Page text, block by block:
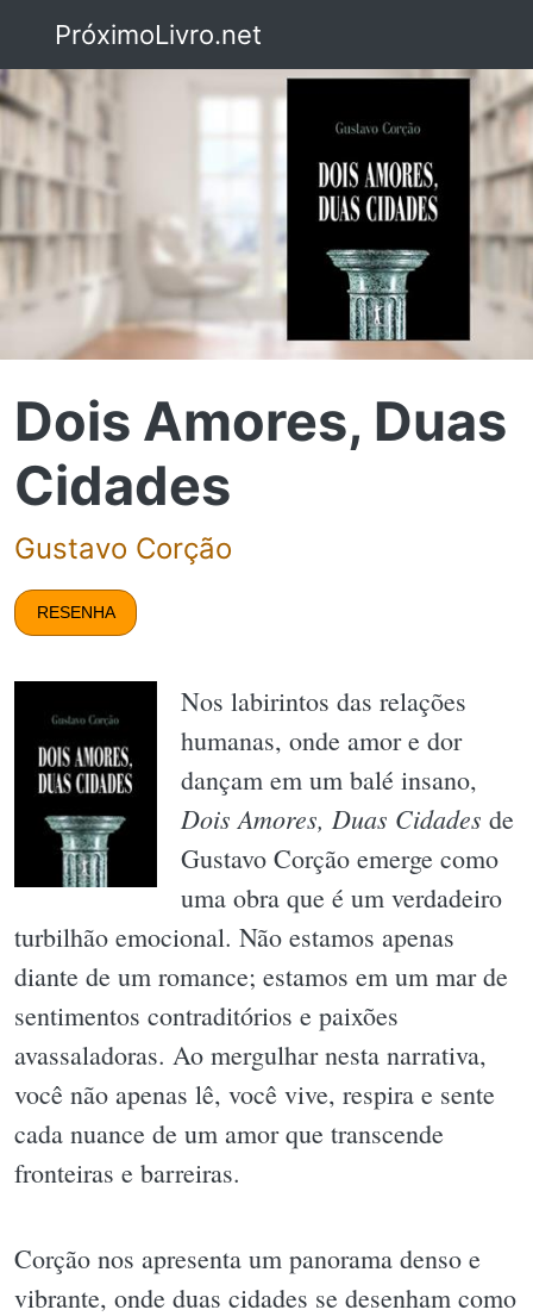
PróximoLivro.net
Dois Amores, Duas
Cidades
Gustavo Corção
RESENHA
Nos labirintos das relações
humanas, onde amor e dor
dançam em um balé insano,
Dois Amores, Duas Cidades de
Gustavo Corção emerge como
uma obra que é um verdadeiro
turbilhão emocional. Não estamos apenas
diante de um romance; estamos em um mar de
sentimentos contraditórios e paixões
avassaladoras. Ao mergulhar nesta narrativa,
você não apenas lê, você vive, respira e sente
cada nuance de um amor que transcende
fronteiras e barreiras.
Corção nos apresenta um panorama denso e
vibrante, onde duas cidades se desenham como